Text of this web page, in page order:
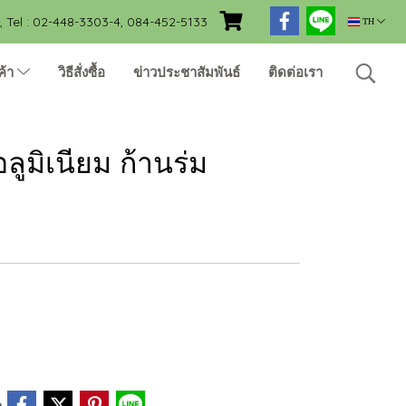
: 02-448-3303-4, 084-452-5133 TH
า วิธีสั่งซื้อ ข่าวประชาสัมพันธ์ ติดต่อเรา
ลูมิเนียม ก้านร่ม